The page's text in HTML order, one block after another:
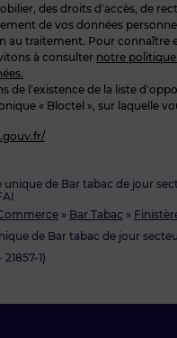
» Bar Tabac »
de Bar tabac de jour
1)
de Bar tabac de jour
des droits d’accès, de
de vos données
au traitement. Pour connaître
à consulter notre
de l’existence de la liste
« Bloctel », sur laquelle